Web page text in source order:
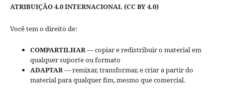
ATRIBUIÇÃO 4.0 INTERNACIONAL (CC BY 4.0)
Você tem o direito de:
COMPARTILHAR— copiar e redistribuir o material em
qualquer suporte ou formato
ADAPTAR— remixar, transformar, e criar a partir do
material para qualquer fim, mesmo que comercial.